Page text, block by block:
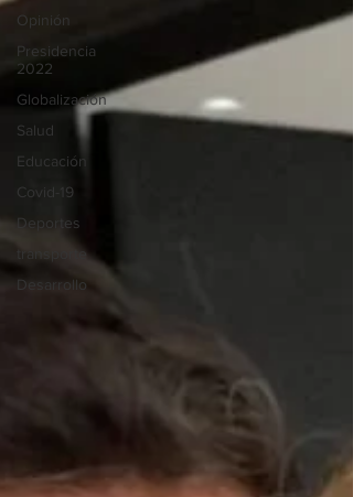
Opinión
Presidencia
2022
Globalización
Salud
Educación
Covid-19
Deportes
transporte
Desarrollo